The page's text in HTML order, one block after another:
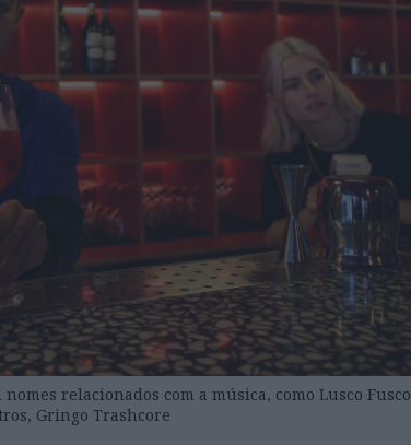
relacionados com a música, como Lusco Fusco
Gringo Trashcore